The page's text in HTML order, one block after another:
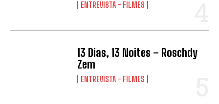
ENTREVISTA - FILMES
13 Dias, 13 Noites – Roschdy
Zem
ENTREVISTA - FILMES